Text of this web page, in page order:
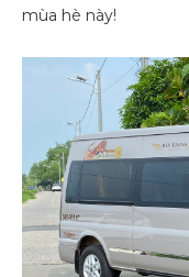
mùa hè này!